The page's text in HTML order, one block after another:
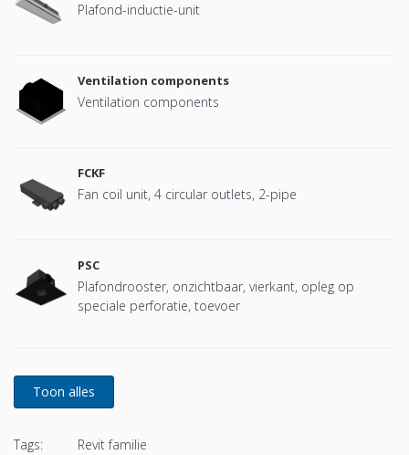
Plafond-inductie-unit
Ventilation components
Ventilation components
FCKF
Fan coil unit, 4 circular outlets, 2-pipe
PSC
Plafondrooster, onzichtbaar, vierkant, opleg op
speciale perforatie, toevoer
Tags: Revit familie